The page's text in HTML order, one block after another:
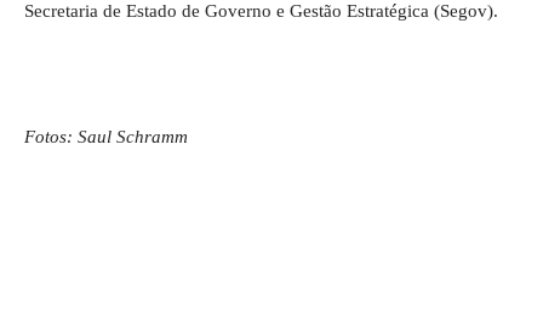
Secretaria de Estado de Governo e Gestão Estratégica (Segov).
Fotos: Saul Schramm